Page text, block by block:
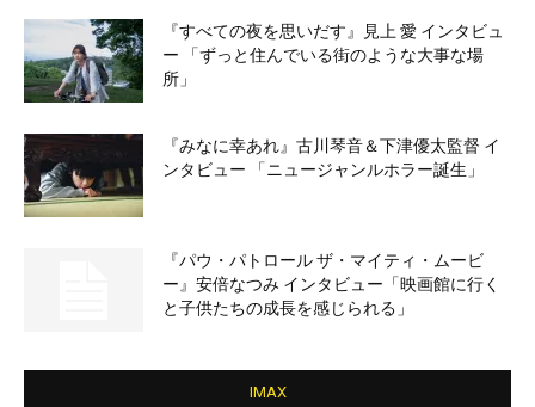
『すべての夜を思いだす』見上 愛 インタビュ
ー 「ずっと住んでいる街のような大事な場
所」
『みなに幸あれ』古川琴音＆下津優太監督 イ
ンタビュー 「ニュージャンルホラー誕生」
『パウ・パトロール ザ・マイティ・ムービ
ー』安倍なつみ インタビュー「映画館に行く
と子供たちの成長を感じられる」
IMAX